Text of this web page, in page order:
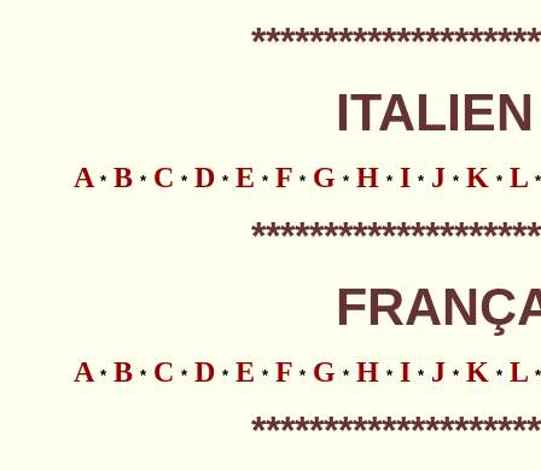
*
A * B * C * D * E * F * G * H * I * J * K * L *
*
A * B * C * D * E * F * G * H * I * J * K * L *
*